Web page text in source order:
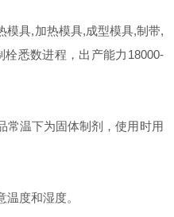
具,加热模具,成型模具,制带,
悉数进程，出产能力18000-
温下为固体制剂，使用时用
度和湿度。